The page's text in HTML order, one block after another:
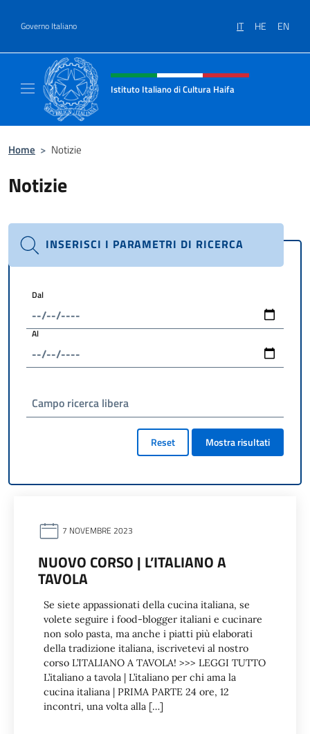
Governo Italiano IT HE EN
Intestazione sito, social e menù
Istituto Italiano di Cultura Haifa
Home > Notizie
Notizie
INSERISCI I PARAMETRI DI RICERCA
Dal
Al
Campo ricerca libera
Reset Mostra risultati
7 NOVEMBRE 2023
NUOVO CORSO | L’ITALIANO A
TAVOLA
Se siete appassionati della cucina italiana, se
volete seguire i food-blogger italiani e cucinare
non solo pasta, ma anche i piatti più elaborati
della tradizione italiana, iscrivetevi al nostro
corso L’ITALIANO A TAVOLA! >>> LEGGI TUTTO
L’italiano a tavola | L’italiano per chi ama la
cucina italiana | PRIMA PARTE 24 ore, 12
incontri, una volta alla […]